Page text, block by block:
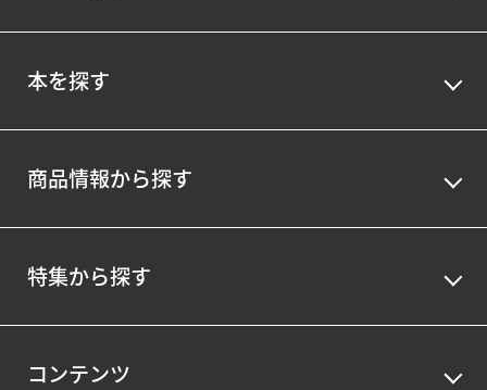
本を探す
商品情報から探す
特集から探す
コンテンツ